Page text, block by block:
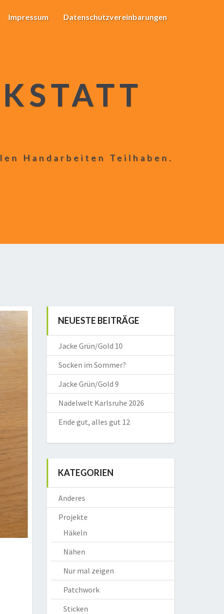
Impressum Datenschutzvereinbarungen
Handarbeiten Teilhaben.
NEUESTE BEITRÄGE
Jacke Grün/Gold 10
Socken im Sommer?
Jacke Grün/Gold 9
Nadelwelt Karlsruhe 2026
Ende gut, alles gut 12
KATEGORIEN
Anderes
Projekte
Häkeln
Nähen
Nur mal zeigen
Patchwork
Sticken